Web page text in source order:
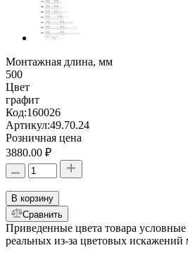
Монтажная длина, мм
500
Цвет
графит
Код:160026
Артикул:49.70.24
Розничная цена
3880.00 ₽
В корзину
Сравнить
Приведенные цвета товара условные
реальных из-за цветовых искажений